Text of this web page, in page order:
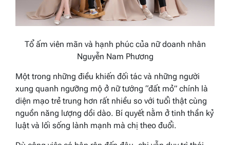
Tổ ấm viên mãn và hạnh phúc của nữ doanh nhân
Nguyễn Nam Phương
Một trong những điều khiến đối tác và những người
xung quanh ngưỡng mộ ở nữ tướng “đất mỏ” chính là
diện mạo trẻ trung hơn rất nhiều so với tuổi thật cùng
nguồn năng lượng dồi dào. Bí quyết nằm ở tinh thần kỷ
luật và lối sống lành mạnh mà chị theo đuổi.